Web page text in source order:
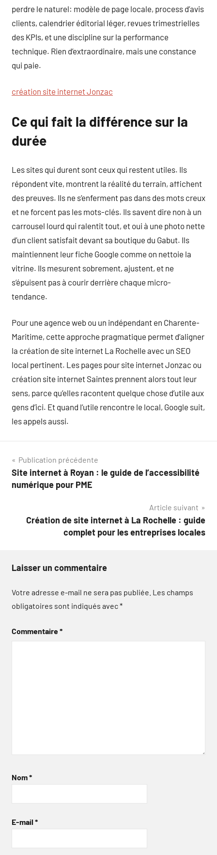
perdre le naturel: modèle de page locale, process d’avis
clients, calendrier éditorial léger, revues trimestrielles
des KPIs, et une discipline sur la performance
technique. Rien d’extraordinaire, mais une constance
qui paie.
création site internet Jonzac
Ce qui fait la différence sur la
durée
Les sites qui durent sont ceux qui restent utiles. Ils
répondent vite, montrent la réalité du terrain, affichent
des preuves. Ils ne s’enferment pas dans des mots creux
et ne forcent pas les mots-clés. Ils savent dire non à un
carrousel lourd qui ralentit tout, et oui à une photo nette
d’un client satisfait devant sa boutique du Gabut. Ils
maintiennent leur fiche Google comme on nettoie la
vitrine. Ils mesurent sobrement, ajustent, et ne
s’épuisent pas à courir derrière chaque micro-
tendance.
Pour une agence web ou un indépendant en Charente-
Maritime, cette approche pragmatique permet d’aligner
la création de site internet La Rochelle avec un SEO
local pertinent. Les pages pour site internet Jonzac ou
création site internet Saintes prennent alors tout leur
sens, parce qu’elles racontent quelque chose d’utile aux
gens d’ici. Et quand l’utile rencontre le local, Google suit,
les appels aussi.
Navigation
de
Publication précédente
Site internet à Royan : le guide de l’accessibilité
numérique pour PME
Article suivant
Création de site internet à La Rochelle : guide
complet pour les entreprises locales
Laisser un commentaire
Votre adresse e-mail ne sera pas publiée. Les champs
obligatoires sont indiqués avec*
Commentaire*
Nom*
E-mail *